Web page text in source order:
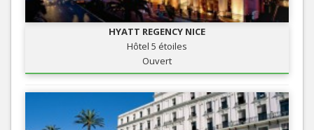
HYATT REGENCY NICE
Hôtel 5 étoiles
Ouvert